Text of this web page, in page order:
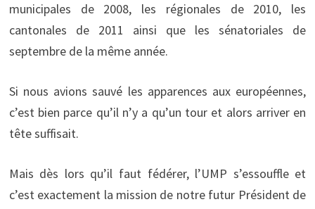
municipales de 2008, les régionales de 2010, les
cantonales de 2011 ainsi que les sénatoriales de
septembre de la même année.
Si nous avions sauvé les apparences aux européennes,
c’est bien parce qu’il n’y a qu’un tour et alors arriver en
tête suffisait.
Mais dès lors qu’il faut fédérer, l’UMP s’essouffle et
c’est exactement la mission de notre futur Président de